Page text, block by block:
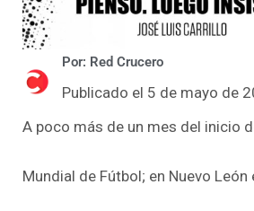
Por: Red Crucero
Publicado el 5 de mayo de
A poco más de un mes del inicio
Mundial de Fútbol; en Nuevo León